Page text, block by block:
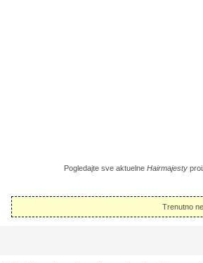
Pogledajte sve aktuelne Hairmajesty
Trenutno